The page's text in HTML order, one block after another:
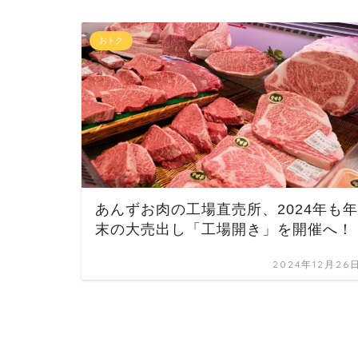
おトク
あんずお肉の工場直売所、2024年も年
末の大売出し「工場開き」を開催へ！
2024年12月26